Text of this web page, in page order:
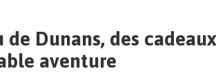
de Dunans, des
aventure